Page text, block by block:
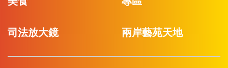
司法放大鏡 兩岸藝苑天地